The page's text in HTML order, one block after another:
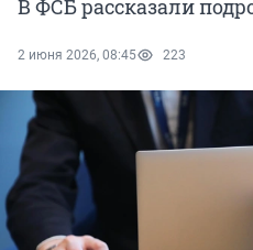
В ФСБ рассказали
2 июня 2026, 08:45 223